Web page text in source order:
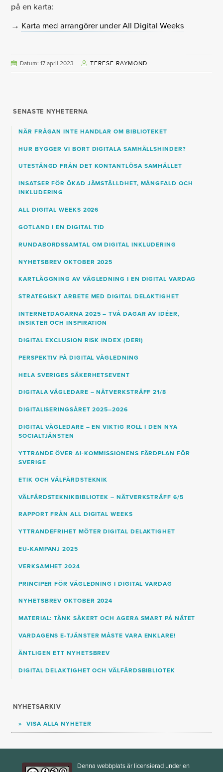
på en karta:
→ Karta med arrangörer under All Digital Weeks
Datum: 17 april 2023 TERESE RAYMOND
SENASTE NYHETERNA
NÄR FRÅGAN INTE HANDLAR OM BIBLIOTEKET
HUR BYGGER VI BORT DIGITALA SAMHÄLLSHINDER?
UTESTÄNGD FRÅN DET KONTANTLÖSA SAMHÄLLET
INSATSER FÖR ÖKAD JÄMSTÄLLDHET, MÅNGFALD OCH
INKLUDERING
ALL DIGITAL WEEKS 2026
GOTLAND I EN DIGITAL TID
RUNDABORDSSAMTAL OM DIGITAL INKLUDERING
NYHETSBREV OKTOBER 2025
KARTLÄGGNING AV VÄGLEDNING I EN DIGITAL VARDAG
STRATEGISKT ARBETE MED DIGITAL DELAKTIGHET
INTERNETDAGARNA 2025 – TVÅ DAGAR AV IDÉER,
INSIKTER OCH INSPIRATION
DIGITAL EXCLUSION RISK INDEX (DERI)
PERSPEKTIV PÅ DIGITAL VÄGLEDNING
HELA SVERIGES SÄKERHETSEVENT
DIGITALA VÄGLEDARE – NÄTVERKSTRÄFF 21/8
DIGITALISERINGSÅRET 2025–2026
DIGITAL VÄGLEDARE – EN VIKTIG ROLL I DEN NYA
SOCIALTJÄNSTEN
YTTRANDE ÖVER AI-KOMMISSIONENS FÄRDPLAN FÖR
SVERIGE
ETIK OCH VÄLFÄRDSTEKNIK
VÄLFÄRDSTEKNIKBIBLIOTEK – NÄTVERKSTRÄFF 6/5
RAPPORT FRÅN ALL DIGITAL WEEKS
YTTRANDEFRIHET MÖTER DIGITAL DELAKTIGHET
EU-KAMPANJ 2025
VERKSAMHET 2024
PRINCIPER FÖR VÄGLEDNING I DIGITAL VARDAG
NYHETSBREV OKTOBER 2024
MATERIAL: TÄNK SÄKERT OCH AGERA SMART PÅ NÄTET
VARDAGENS E-TJÄNSTER MÅSTE VARA ENKLARE!
ÄNTLIGEN ETT NYHETSBREV
DIGITAL DELAKTIGHET OCH VÄLFÄRDSBIBLIOTEK
NYHETSARKIV
VISA ALLA NYHETER
Denna webbplats är licensierad under en